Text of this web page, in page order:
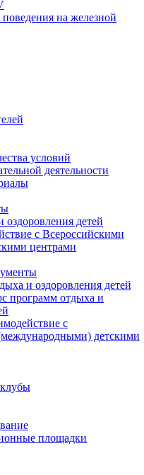
на железной
условий
деятельности
детей
с Всероссийскими
центрами
и оздоровления детей
программ отдыха и
с
детскими
площадки